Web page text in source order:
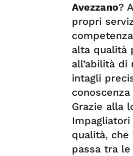
Avezzano?
propri
alta qualità
all’abilità
intagli
Grazie alla
qualità,
passa tra